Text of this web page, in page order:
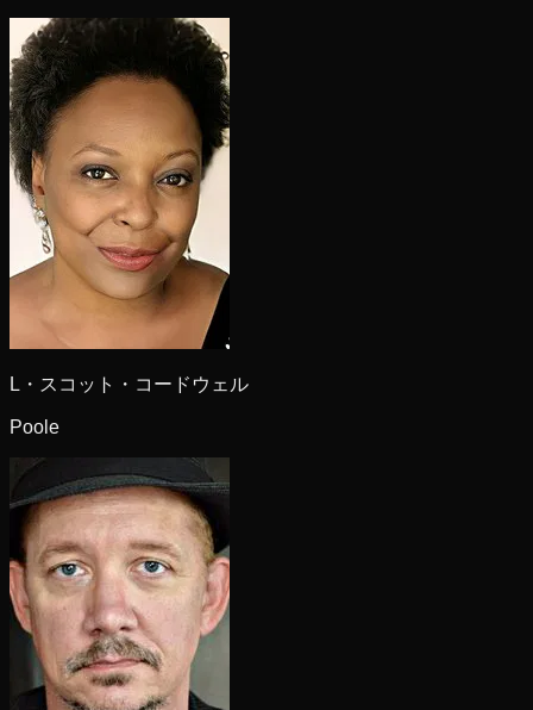
L・スコット・コードウェル
Poole